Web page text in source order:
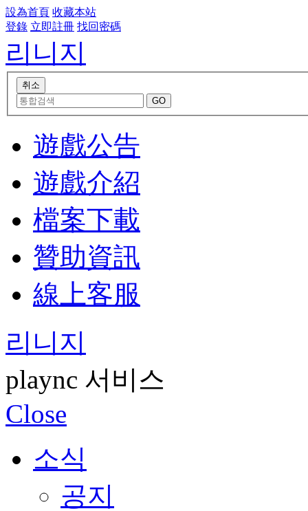
設為首頁 收藏本站
登錄 立即註冊 找回密碼
리니지
遊戲公告
遊戲介紹
檔案下載
贊助資訊
線上客服
리니지
plaync 서비스
Close
소식
공지